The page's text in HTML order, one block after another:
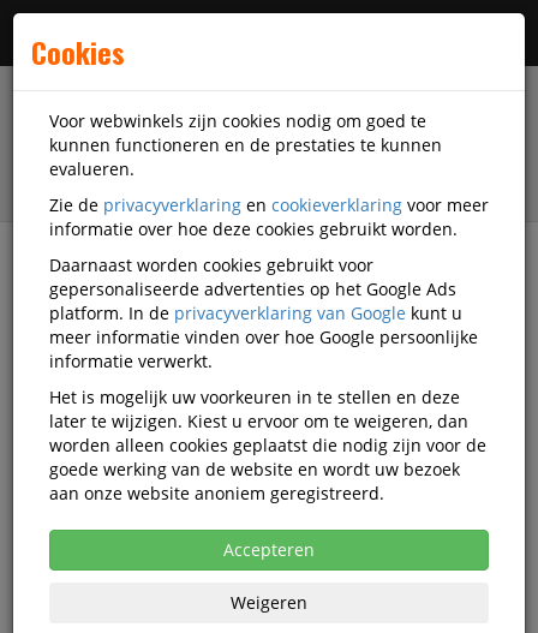
filter
Veiligheidsartikelen
Werkhandschoenen
Disposable handschoenen
OUTLET Ansell TouchNTuff 92-670
handschoen - 8½-9
Cookies
Voor webwinkels zijn cookies nodig om goed te
kunnen functioneren en de prestaties te kunnen
evalueren.
Zie de privacyverklaring en cookieverklaring voor meer
informatie over hoe deze cookies gebruikt worden.
Daarnaast worden cookies gebruikt voor
gepersonaliseerde advertenties op het Google Ads
platform. In de privacyverklaring van Google kunt u
meer informatie vinden over hoe Google persoonlijke
informatie verwerkt.
Het is mogelijk uw voorkeuren in te stellen en deze
later te wijzigen. Kiest u ervoor om te weigeren, dan
worden alleen cookies geplaatst die nodig zijn voor de
goede werking van de website en wordt uw bezoek
aan onze website anoniem geregistreerd.
Accepteren
Weigeren